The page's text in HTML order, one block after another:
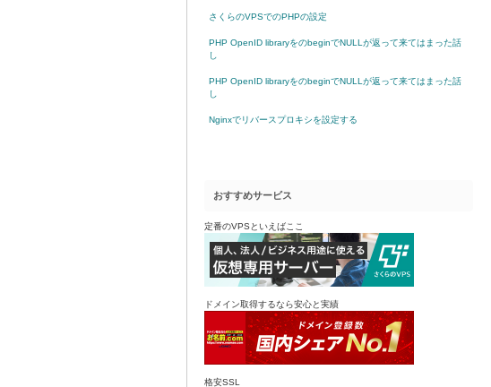
さくらのVPSでのPHPの設定
PHP OpenID libraryをのbeginでNULLが返って来てはまった話
し
PHP OpenID libraryをのbeginでNULLが返って来てはまった話
し
Nginxでリバースプロキシを設定する
おすすめサービス
定番のVPSといえばここ
ドメイン取得するなら安心と実績
格安SSL